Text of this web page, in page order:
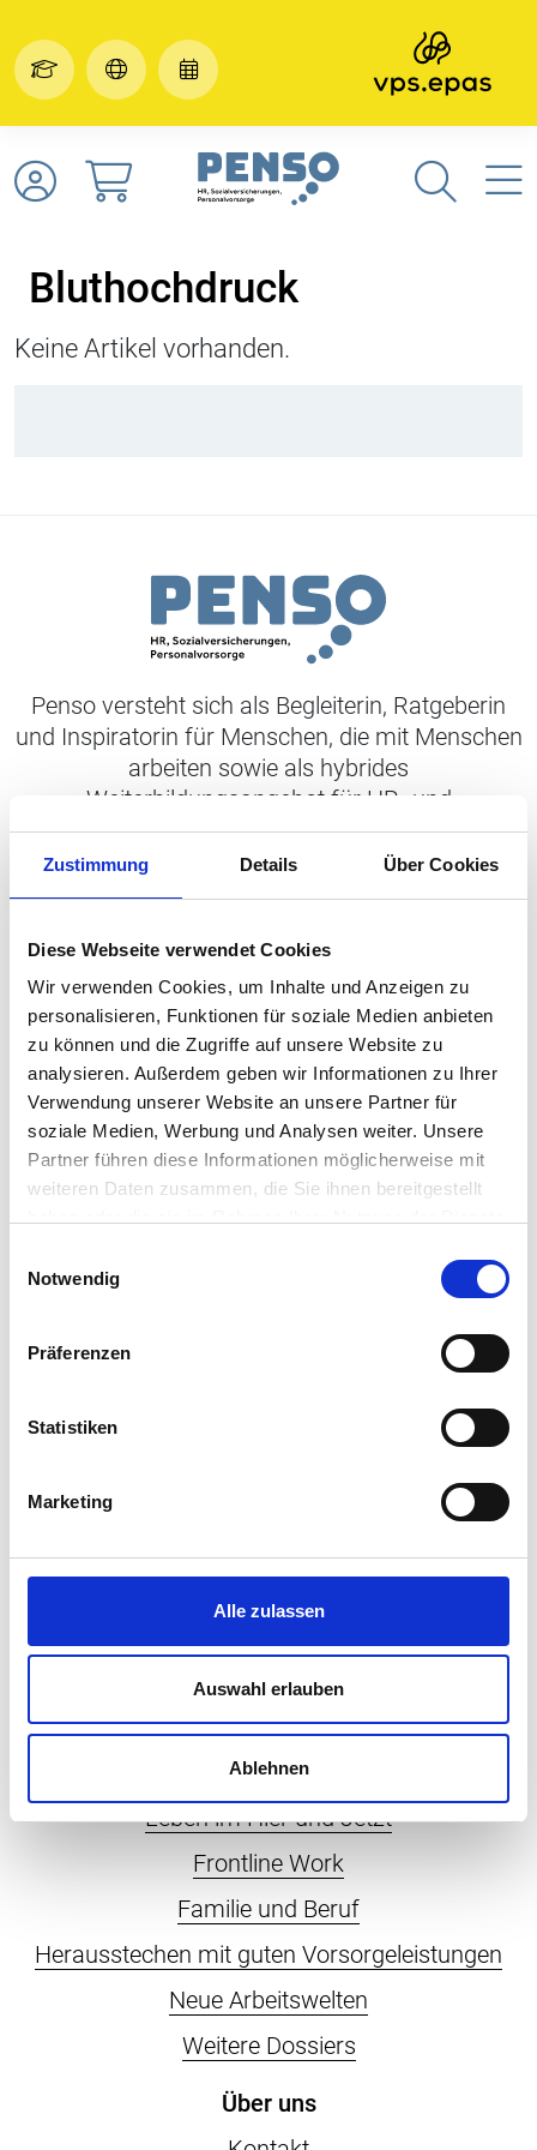
Zustimmung Details Über Cookies
Diese Webseite verwendet Cookies
Wir verwenden Cookies, um Inhalte und Anzeigen zu
personalisieren, Funktionen für soziale Medien anbieten
zu können und die Zugriffe auf unsere Website zu
analysieren. Außerdem geben wir Informationen zu Ihrer
Verwendung unserer Website an unsere Partner für
soziale Medien, Werbung und Analysen weiter. Unsere
Partner führen diese Informationen möglicherweise mit
weiteren Daten zusammen, die Sie ihnen bereitgestellt
Notwendig
Präferenzen
Statistiken
Marketing
Alle zulassen
Auswahl erlauben
Ablehnen
Bluthochdruck
Keine Artikel vorhanden.
Penso versteht sich als Begleiterin, Ratgeberin
und Inspiratorin für Menschen, die mit Menschen
arbeiten sowie als hybrides
Weiterbildungsangebot für HR- und
Sozialversicherungsfachleute.
HR
Gesundheit
Recht
Digital
Personalien
Handout
Magazine
IV bei psychischen Erkrankungen
KMU in Transformation
Krankenversicherung für Mitarbeitende
Leben im Hier und Jetzt
Frontline Work
Familie und Beruf
Herausstechen mit guten Vorsorgeleistungen
Neue Arbeitswelten
Weitere Dossiers
Über uns